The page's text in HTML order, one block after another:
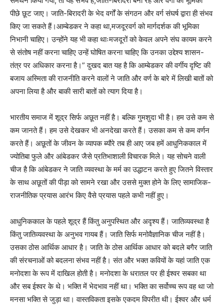
पीछे छूट जाए। जाति-बिरादरी के भेद वर्गों के संगठन और वर्ग संघर्ष द्वारा ही संभव
किए जा सकते हैं।आम्बेडकर ने कहा था,मजदूरवर्ग को मार्गदर्शक की भूमिका
निभानी चाहिए। उन्होंने यह भी कहा थाःमजदूरों को केवल अपने संघ कायम करने
से संतोष नहीं करना चाहिए उन्हें घोषित करना चाहिए कि उनका उद्देश्य शासन-
तंत्र पर अधिकार करना है।” दुखद बात यह है कि आम्बेडकर की वर्गीय दृष्टि की
बजाय अस्मिता की राजनीति करने वालों ने जाति और वर्ण के बारे में लिखी बातों को
अपना लिया है और बाकी सारी बातों को त्याग दिया है।
भारतीय समाज में शूद्र सिर्फ अछूत नहीं है। बल्कि गुमशुदा भी है। हम उसे कम से
कम जानते हैं। हम उसे देखकर भी अनदेखा करते हैं। उसका कम से कम वर्णन
करते हैं। अछूतों के जीवन के व्यापक ब्यौरे तब ही आए जब हमें आधुनिककाल में
ज्योतिबा फुले और आंबेडकर जैसे प्रतिभाशाली विचारक मिले। यह सोचने वाली
चीज है कि आंबेडकर ने जाति व्यवस्था के मर्म का उद्धाटन करते हुए जितने विस्तार
के साथ अछूतों की पीड़ा को सामने रखा और उससे मुक्त होने के लिए सामाजिक-
राजनीतिक प्रयास आरंभ किए वैसे प्रयास पहले कभी नहीं हुए।
आधुनिककाल के पहले शूद्र हैं किंतु अनुपस्थित और अदृश्य हैं। जातिव्यवस्था है
किंतु जातिव्यवस्था के अनुभव गायब हैं। जाति सिर्फ मनोवैज्ञानिक चीज नहीं है।
उसका ठोस आर्थिक आधार है। जाति के ठोस आर्थिक आधार को बदले बगैर जाति
की संरचनाओं को बदलना संभव नहीं है। संत और भक्त कवियों के यहां जाति एक
मनोदशा के रूप में दाखिल होती है। मनोदशा के धरातल पर ही ईश्वर सबका था
और सब ईश्वर के थे। भक्ति में भेदभाव नहीं था। भक्ति का सर्वोच्च रूप वह था जो
मनसा भक्ति से जुड़ा था। वास्तविकता इसके एकदम विपरीत थी। ईश्वर और धर्म